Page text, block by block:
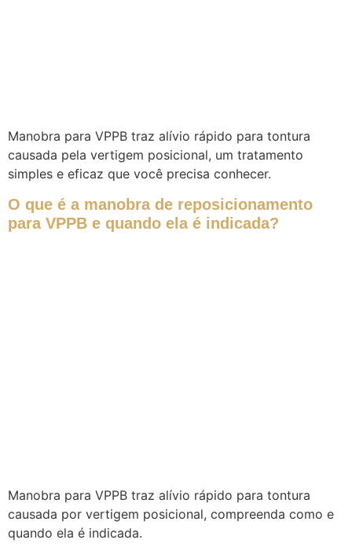
Manobra para VPPB traz alívio rápido para tontura
causada pela vertigem posicional, um tratamento
simples e eficaz que você precisa conhecer.
O que é a manobra de reposicionamento
para VPPB e quando ela é indicada?
Manobra para VPPB traz alívio rápido para tontura
causada por vertigem posicional, compreenda como e
quando ela é indicada.